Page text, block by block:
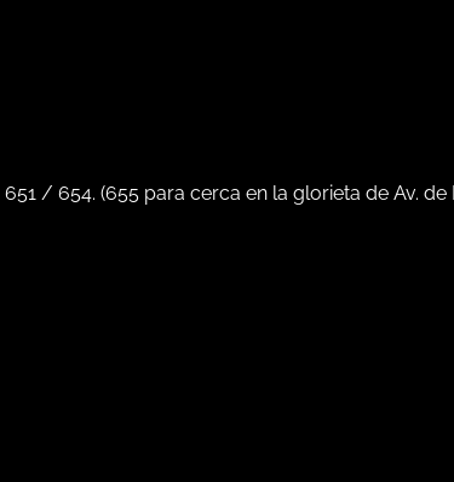
651 / 654. (655 para cerca en la glorieta de Av. de